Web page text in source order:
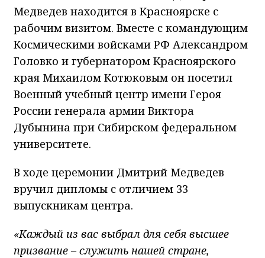
Медведев находится в Красноярске с
рабочим визитом. Вместе с командующим
Космическими войсками РФ Александром
Головко и губернатором Красноярского
края Михаилом Котюковым он посетил
Военный учебный центр имени Героя
России генерала армии Виктора
Дубынина при Сибирском федеральном
университете.
В ходе церемонии Дмитрий Медведев
вручил дипломы с отличием 33
выпускникам центра.
«Каждый из вас выбрал для себя высшее
призвание – служить нашей стране,